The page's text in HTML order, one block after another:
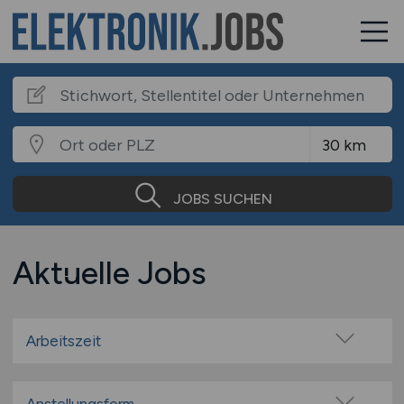
JOBS SUCHEN
Aktuelle Jobs
Arbeitszeit